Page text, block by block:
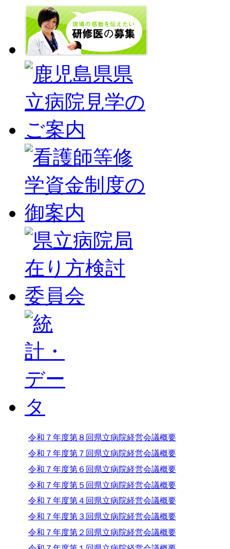
令和７年度第８回県立病院経営会議概要
令和７年度第７回県立病院経営会議概要
令和７年度第６回県立病院経営会議概要
令和７年度第５回県立病院経営会議概要
令和７年度第４回県立病院経営会議概要
令和７年度第３回県立病院経営会議概要
令和７年度第２回県立病院経営会議概要